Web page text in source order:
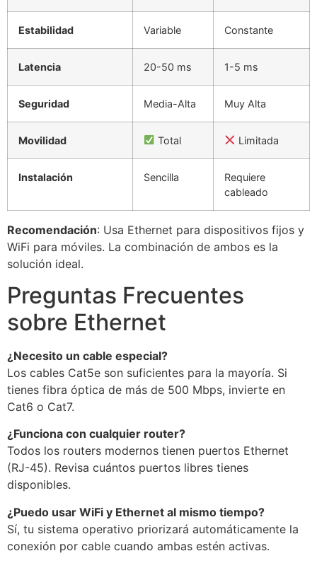
Estabilidad Variable Constante
Latencia 20-50 ms 1-5 ms
Seguridad Media-Alta Muy Alta
Movilidad Total Limitada
Instalación Sencilla
Requiere
cableado
Recomendación: Usa Ethernet para dispositivos fijos y
WiFi para móviles. La combinación de ambos es la
solución ideal.
Preguntas Frecuentes
sobre Ethernet
¿Necesito un cable especial?
Los cables Cat5e son suficientes para la mayoría. Si
tienes fibra óptica de más de 500 Mbps, invierte en
Cat6 o Cat7.
¿Funciona con cualquier router?
Todos los routers modernos tienen puertos Ethernet
(RJ-45). Revisa cuántos puertos libres tienes
disponibles.
¿Puedo usar WiFi y Ethernet al mismo tiempo?
Sí, tu sistema operativo priorizará automáticamente la
conexión por cable cuando ambas estén activas.